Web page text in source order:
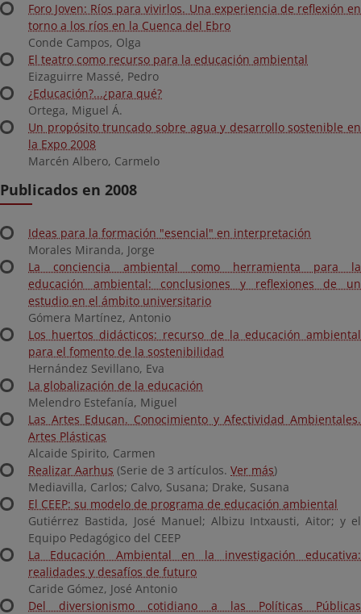
Foro Joven: Ríos para vivirlos. Una experiencia de reflexión en
torno a los ríos en la Cuenca del Ebro
Conde Campos, Olga
El teatro como recurso para la educación ambiental
Eizaguirre Massé, Pedro
¿Educación?...¿para qué?
Ortega, Miguel Á.
Un propósito truncado sobre agua y desarrollo sostenible en
la Expo 2008
Marcén Albero, Carmelo
Publicados en 2008
Ideas para la formación "esencial" en interpretación
Morales Miranda, Jorge
La conciencia ambiental como herramienta para la
educación ambiental: conclusiones y reflexiones de un
estudio en el ámbito universitario
Gómera Martínez, Antonio
Los huertos didácticos: recurso de la educación ambiental
para el fomento de la sostenibilidad
Hernández Sevillano, Eva
La globalización de la educación
Melendro Estefanía, Miguel
Las Artes Educan. Conocimiento y Afectividad Ambientales.
Artes Plásticas
Alcaide Spirito, Carmen
Realizar Aarhus (Serie de 3 artículos. Ver más)
Mediavilla, Carlos; Calvo, Susana; Drake, Susana
El CEEP: su modelo de programa de educación ambiental
Gutiérrez Bastida, José Manuel; Albizu Intxausti, Aitor; y el
Equipo Pedagógico del CEEP
La Educación Ambiental en la investigación educativa:
realidades y desafíos de futuro
Caride Gómez, José Antonio
Del diversionismo cotidiano a las Políticas Públicas